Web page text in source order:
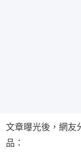
文章曝光後，網友
品：